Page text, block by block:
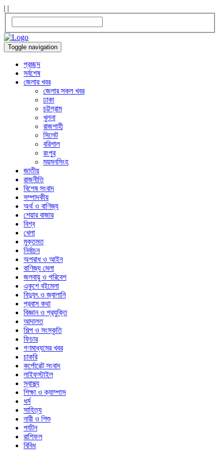
| |
Toggle navigation
প্রচ্ছদ
সর্বশেষ
জেলার খবর
জেলার সকল খবর
ঢাকা
চট্টগ্রাম
খুলনা
রাজশাহী
সিলেট
বরিশাল
রংপুর
ময়মনসিংহ
জাতীয়
রাজনীতি
বিশেষ সংবাদ
সম্পাদকীয়
অর্থ ও বাণিজ্য
শেয়ার বাজার
বিশ্ব
খেলা
মুক্তমত
নির্বাচন
অপরাধ ও আইন
বাণিজ্য মেলা
জলবায়ু ও পরিবেশ
একুশে বইমেলা
বিদ্যুৎ ও জ্বালানি
প্রবাস কথা
বিজ্ঞান ও প্রযুক্তি
আদালত
শিল্প ও সংস্কৃতি
ফিচার
গণমাধ্যমের খবর
চাকরি
কর্পোরেট সংবাদ
লাইফস্টাইল
স্বাস্থ্য
শিক্ষা ও ক্যাম্পাস
ধর্ম
সাহিত্য
নারী ও শিশু
পর্যটন
রাশিফল
বিবিধ